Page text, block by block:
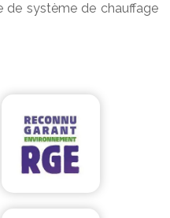
de système de chauffage